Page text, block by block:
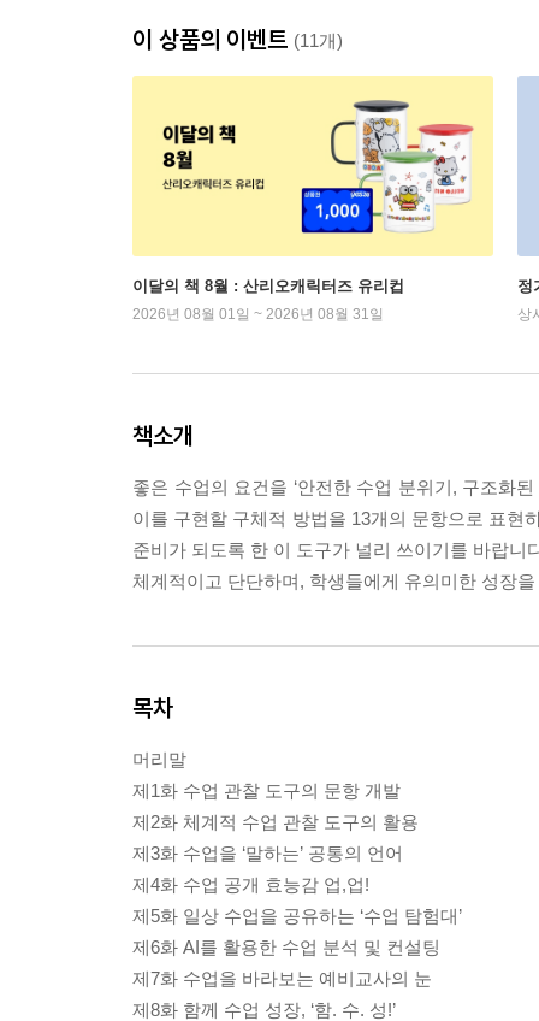
이 상품의 이벤트 (11개)
이달의 책 8월 : 산리오캐릭터즈 유리컵
2026년 08월 01일 ~ 2026년 08월 31일
정
상
책소개
좋은 수업의 요건을 ‘안전한 수업 분위기, 구조화
이를 구현할 구체적 방법을 13개의 문항으로 표현
준비가 되도록 한 이 도구가 널리 쓰이기를 바랍니
체계적이고 단단하며, 학생들에게 유의미한 성장
목차
머리말
제1화 수업 관찰 도구의 문항 개발
제2화 체계적 수업 관찰 도구의 활용
제3화 수업을 ‘말하는’ 공통의 언어
제4화 수업 공개 효능감 업,업!
제5화 일상 수업을 공유하는 ‘수업 탐험대’
제6화 AI를 활용한 수업 분석 및 컨설팅
제7화 수업을 바라보는 예비교사의 눈
제8화 함께 수업 성장, ‘함. 수. 성!’